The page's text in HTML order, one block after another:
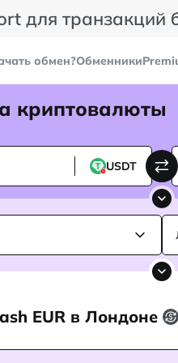
для транзакций
обмен?Обменники
криптовалюты
USDT
EUR в Лондоне